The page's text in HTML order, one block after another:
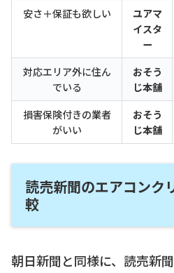
安さ＋保証も欲しい
ユアマ
イスタ
ー
対応エリア外に住ん
でいる
おそう
じ本舗
損害保険付きの業者
がいい
おそう
じ本舗
読売新聞のエアコンク
較
朝日新聞と同様に、読売新